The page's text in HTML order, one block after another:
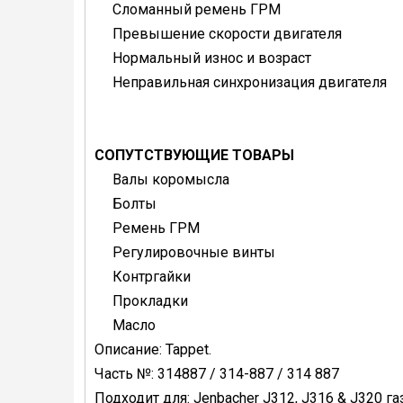
Сломанный ремень ГРМ
Превышение скорости двигателя
Нормальный износ и возраст
Неправильная синхронизация двигателя
СОПУТСТВУЮЩИЕ ТОВАРЫ
Валы коромысла
Болты
Ремень ГРМ
Регулировочные винты
Контргайки
Прокладки
Масло
Описание: Tappet.
Часть №: 314887 / 314-887 / 314 887
Подходит для: Jenbacher J312, J316 & J320